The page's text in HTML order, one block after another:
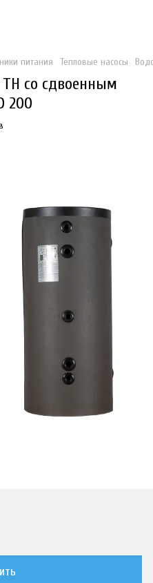
питания Тепловые насосы
ТН со сдвоенным
200